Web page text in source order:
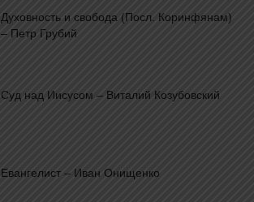
Духовность и свобода (Посл. Коринфянам)
– Петр Грубий
Суд над Иисусом – Виталий Козубовский
Евангелист – Иван Онищенко